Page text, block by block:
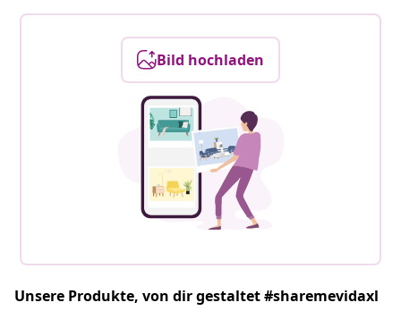
Bild hochladen
Unsere Produkte, von dir gestaltet #sharemevidaxl